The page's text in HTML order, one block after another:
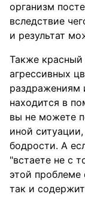
организм
вследствие
и результат
Также
агрессивных
раздражениям
находится в
вы не можете
иной
бодрости. А
"встаете не с
этой проблеме
так и